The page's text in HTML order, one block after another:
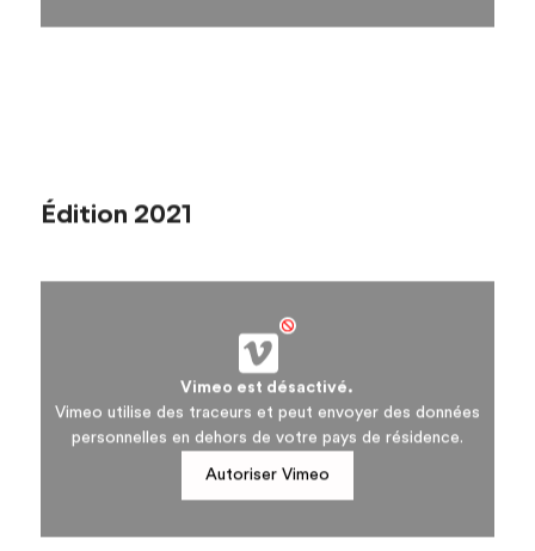
Édition 2021
Vimeo est désactivé.
Vimeo utilise des traceurs et peut envoyer des données
personnelles en dehors de votre pays de résidence.
Autoriser Vimeo